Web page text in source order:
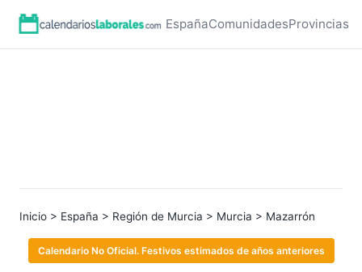
EspañaComunidadesProvincias
Inicio > España > Región de Murcia > Murcia > Mazarrón
Calendario No Oficial. Festivos estimados de años anteriores